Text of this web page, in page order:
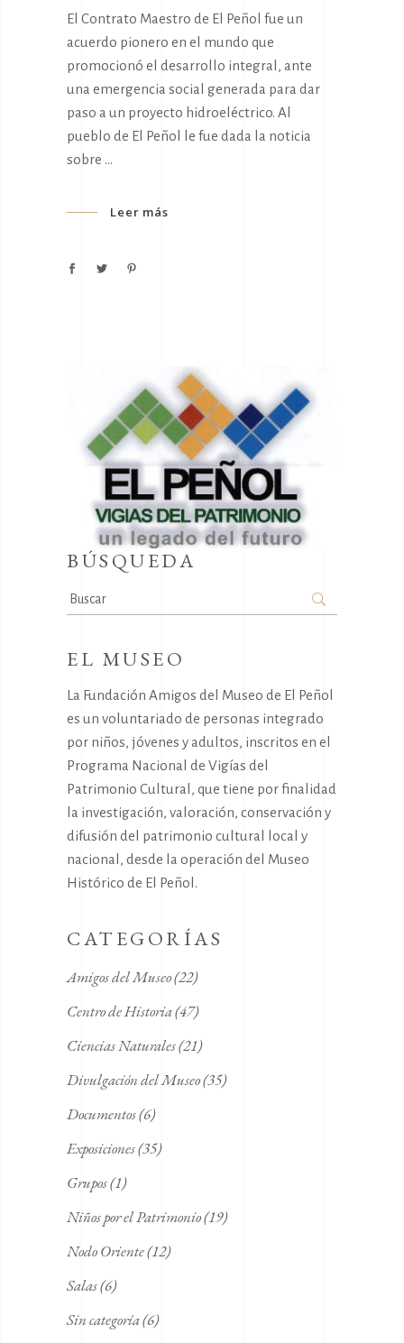
El Contrato Maestro de El Peñol fue un
acuerdo pionero en el mundo que
promocionó el desarrollo integral, ante
una emergencia social generada para dar
paso a un proyecto hidroeléctrico. Al
pueblo de El Peñol le fue dada la noticia
sobre
Leer más
BÚSQUEDA
Search
for:
EL MUSEO
La Fundación Amigos del Museo de El Peñol
es un voluntariado de personas integrado
por niños, jóvenes y adultos, inscritos en el
Programa Nacional de Vigías del
Patrimonio Cultural, que tiene por finalidad
la investigación, valoración, conservación y
difusión del patrimonio cultural local y
nacional, desde la operación del Museo
Histórico de El Peñol.
CATEGORÍAS
Amigos del Museo(22)
Centro de Historia(47)
Ciencias Naturales(21)
Divulgación del Museo(35)
Documentos(6)
Exposiciones(35)
Grupos(1)
Niños por el Patrimonio(19)
Nodo Oriente(12)
Salas(6)
Sin categoría(6)